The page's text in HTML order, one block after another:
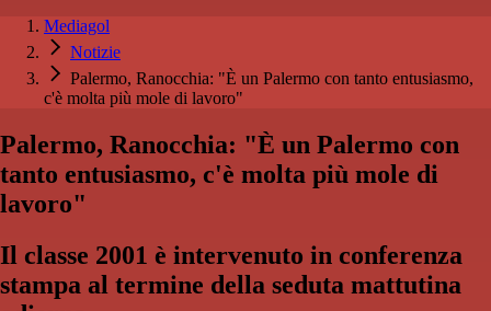
Mediagol
Notizie
Palermo, Ranocchia: "È un Palermo con tanto entusiasmo,
c'è molta più mole di lavoro"
Palermo, Ranocchia: "È un Palermo con
tanto entusiasmo, c'è molta più mole di
lavoro"
Il classe 2001 è intervenuto in conferenza
stampa al termine della seduta mattutina